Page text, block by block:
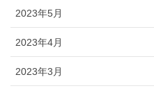
2023年5月
2023年4月
2023年3月